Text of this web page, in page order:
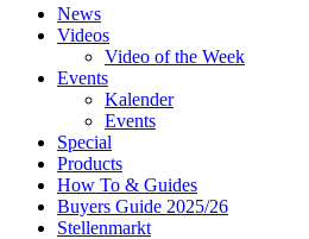
News
Videos
Video of the Week
Events
Kalender
Events
Special
Products
How To & Guides
Buyers Guide 2025/26
Stellenmarkt